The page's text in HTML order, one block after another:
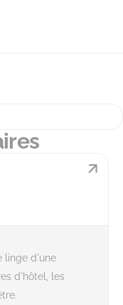
linge d'une
d'hôtel, les